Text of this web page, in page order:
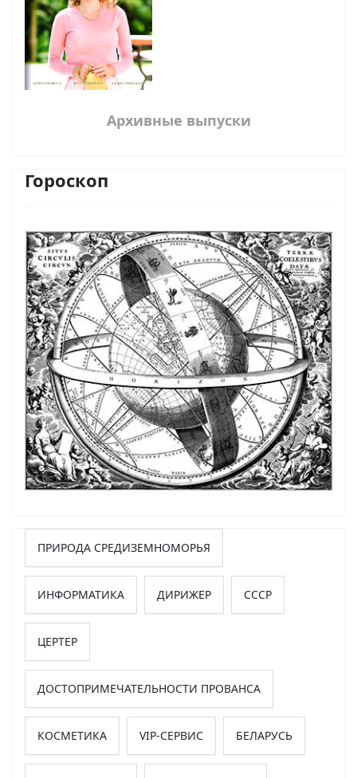
Архивные выпуски
Гороскоп
ПРИРОДА СРЕДИЗЕМНОМОРЬЯ
ИНФОРМАТИКА ДИРИЖЕР СССР
ЦЕРТЕР
ДОСТОПРИМЕЧАТЕЛЬНОСТИ ПРОВАНСА
КОСМЕТИКА VIP-СЕРВИС БЕЛАРУСЬ